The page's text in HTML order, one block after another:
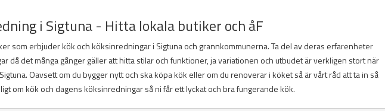
i Sigtuna - Hitta lokala butiker och åF
som erbjuder kök och köksinredningar i Sigtuna och grannkommunerna. Ta del av deras erfarenheter
då det många gånger gäller att hitta stilar och funktioner, ja variationen och utbudet är verkligen stort när
Oavsett om du bygger nytt och ska köpa kök eller om du renoverar i köket så är vårt råd att ta in så
om kök och dagens köksinredningar så ni får ett lyckat och bra fungerande kök.